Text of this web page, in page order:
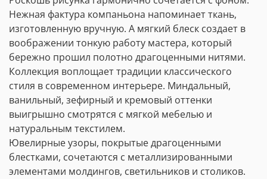
Нежная фактура компаньона напоминает ткань,
изготовленную вручную. А мягкий блеск создает в
воображении тонкую работу мастера, который
бережно прошил полотно драгоценными нитями.
Коллекция воплощает традиции классического
стиля в современном интерьере. Миндальный,
ванильный, зефирный и кремовый оттенки
выигрышно смотрятся с мягкой мебелью и
натуральным текстилем.
Ювелирные узоры, покрытые драгоценными
блестками, сочетаются с металлизированными
элементами молдингов, светильников и столиков.